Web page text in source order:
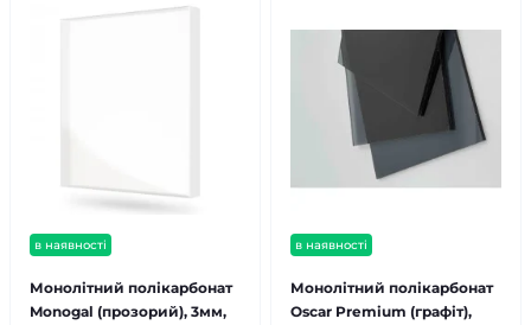
в наявності
Монолітний полікарбонат
Monogal (прозорий), 3мм,
в наявності
Монолітний полікарбонат
Oscar Premium (графіт),